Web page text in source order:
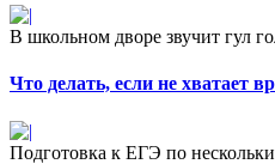
В школьном дворе звучит гул
Что делать, если не хватает
Подготовка к ЕГЭ по